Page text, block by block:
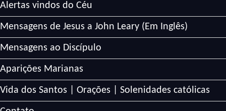
Alertas vindos do Céu
Mensagens de Jesus a John Leary (Em Inglês)
Mensagens ao Discípulo
Aparições Marianas
Vida dos Santos | Orações | Solenidades católicas